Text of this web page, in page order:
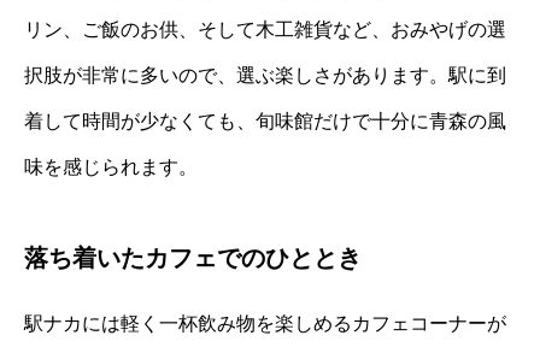
リン、ご飯のお供、そして木工雑貨など、おみやげの選
択肢が非常に多いので、選ぶ楽しさがあります。駅に到
着して時間が少なくても、旬味館だけで十分に青森の風
味を感じられます。
落ち着いたカフェでのひととき
駅ナカには軽く一杯飲み物を楽しめるカフェコーナーが